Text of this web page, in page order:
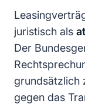
juristisch als
Der
grundsätzlich
gegen das